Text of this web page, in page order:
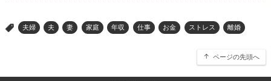
> 夫婦 夫 妻 家庭 年収 仕事 お金 ストレス 離婚
ページの先頭へ